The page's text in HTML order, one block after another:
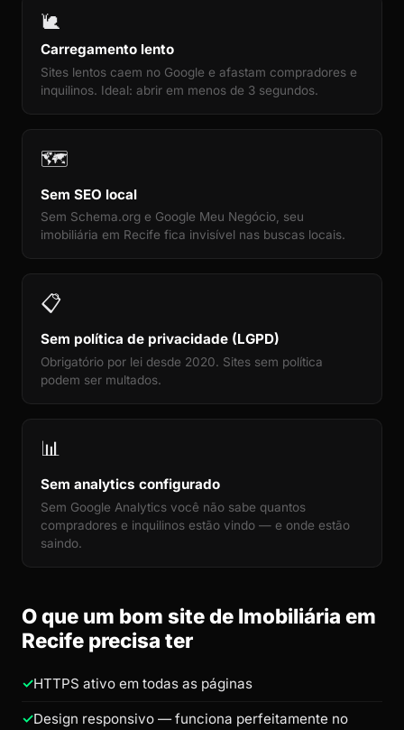
🐌
Carregamento lento
Sites lentos caem no Google e afastam compradores e
inquilinos. Ideal: abrir em menos de 3 segundos.
🗺️
Sem SEO local
Sem Schema.org e Google Meu Negócio, seu
imobiliária em Recife fica invisível nas buscas locais.
📋
Sem política de privacidade (LGPD)
Obrigatório por lei desde 2020. Sites sem política
podem ser multados.
📊
Sem analytics configurado
Sem Google Analytics você não sabe quantos
compradores e inquilinos estão vindo — e onde estão
saindo.
O que um bom site de Imobiliária em
Recife precisa ter
HTTPS ativo em todas as páginas
Design responsivo — funciona perfeitamente no